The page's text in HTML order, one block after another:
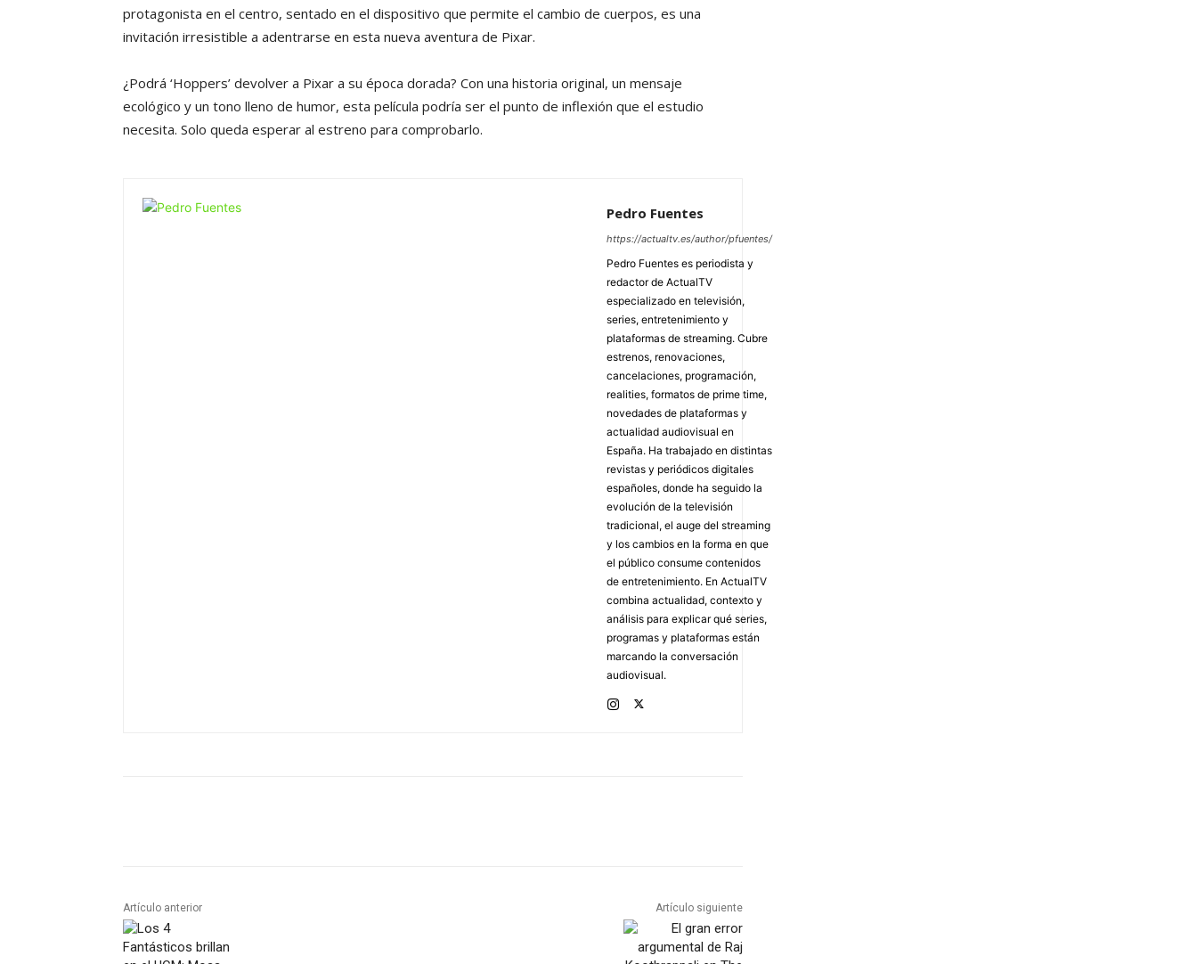
protagonista en el centro, sentado en el dispositivo que permite el cambio de cuerpos, es una
invitación irresistible a adentrarse en esta nueva aventura de Pixar.
¿Podrá ‘Hoppers’ devolver a Pixar a su época dorada? Con una historia original, un mensaje
ecológico y un tono lleno de humor, esta película podría ser el punto de inflexión que el estudio
necesita. Solo queda esperar al estreno para comprobarlo.
Pedro Fuentes
https://actualtv.es/author/pfuentes/
Pedro Fuentes es periodista y
redactor de ActualTV
especializado en televisión,
series, entretenimiento y
plataformas de streaming. Cubre
estrenos, renovaciones,
cancelaciones, programación,
realities, formatos de prime time,
novedades de plataformas y
actualidad audiovisual en
España. Ha trabajado en distintas
revistas y periódicos digitales
españoles, donde ha seguido la
evolución de la televisión
tradicional, el auge del streaming
y los cambios en la forma en que
el público consume contenidos
de entretenimiento. En ActualTV
combina actualidad, contexto y
análisis para explicar qué series,
programas y plataformas están
marcando la conversación
audiovisual.
Artículo anterior Artículo siguiente